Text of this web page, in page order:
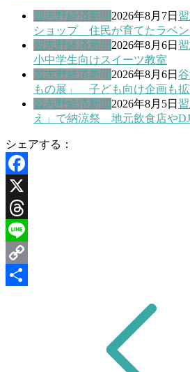
習志野経済新聞2026年8月7日
ショップ 住民が育てたラベ
習志野経済新聞2026年8月6日
小中学生向けスイーツ教室
習志野経済新聞2026年8月6日
もの展」 子ども向け企画も
習志野経済新聞2026年8月5日
え」で納涼祭 地元飲食店や
シェアする：
Facebook
X
Threads
Line
Copy